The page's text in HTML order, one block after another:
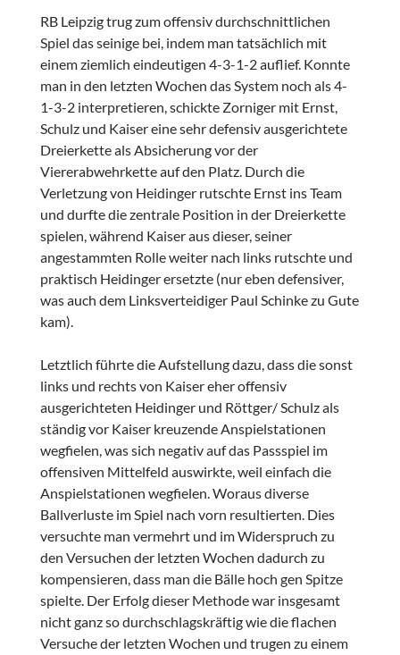
RB Leipzig trug zum offensiv durchschnittlichen
Spiel das seinige bei, indem man tatsächlich mit
einem ziemlich eindeutigen 4-3-1-2 auflief. Konnte
man in den letzten Wochen das System noch als 4-
1-3-2 interpretieren, schickte Zorniger mit Ernst,
Schulz und Kaiser eine sehr defensiv ausgerichtete
Dreierkette als Absicherung vor der
Viererabwehrkette auf den Platz. Durch die
Verletzung von Heidinger rutschte Ernst ins Team
und durfte die zentrale Position in der Dreierkette
spielen, während Kaiser aus dieser, seiner
angestammten Rolle weiter nach links rutschte und
praktisch Heidinger ersetzte (nur eben defensiver,
was auch dem Linksverteidiger Paul Schinke zu Gute
kam).
Letztlich führte die Aufstellung dazu, dass die sonst
links und rechts von Kaiser eher offensiv
ausgerichteten Heidinger und Röttger/ Schulz als
ständig vor Kaiser kreuzende Anspielstationen
wegfielen, was sich negativ auf das Passspiel im
offensiven Mittelfeld auswirkte, weil einfach die
Anspielstationen wegfielen. Woraus diverse
Ballverluste im Spiel nach vorn resultierten. Dies
versuchte man vermehrt und im Widerspruch zu
den Versuchen der letzten Wochen dadurch zu
kompensieren, dass man die Bälle hoch gen Spitze
spielte. Der Erfolg dieser Methode war insgesamt
nicht ganz so durchschlagskräftig wie die flachen
Versuche der letzten Wochen und trugen zu einem